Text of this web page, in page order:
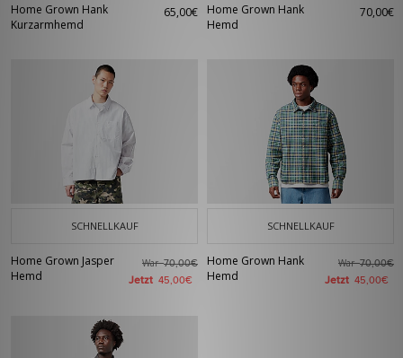
Home Grown Hank
Kurzarmhemd
65,00€
Home Grown Hank
Hemd
70,00€
SCHNELLKAUF
Home Grown Jasper
Hemd
War70,00€
Jetzt 45,00€
SCHNELLKAUF
Home Grown Hank
Hemd
War70,00€
Jetzt 45,00€